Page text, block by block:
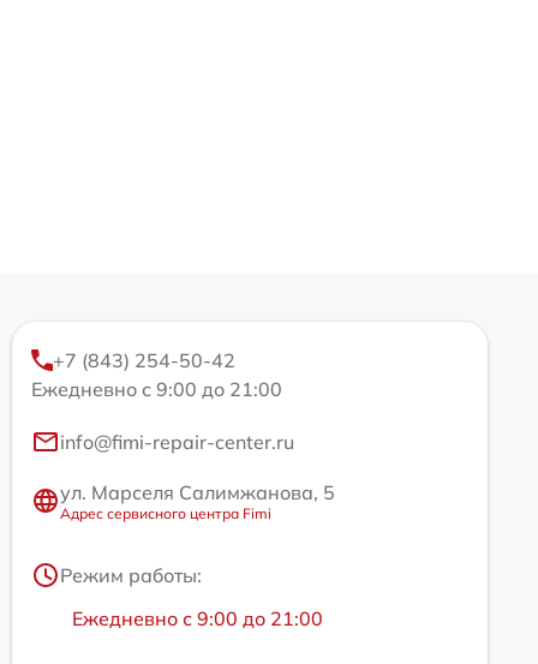
+7 (843) 254-50-42
Ежедневно с 9:00 до 21:00
info@fimi-repair-center.ru
ул. Марселя Салимжанова, 5
Адрес сервисного центра Fimi
Режим работы:
Ежедневно с 9:00 до 21:00